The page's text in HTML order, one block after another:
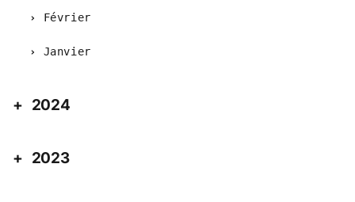
Février
Janvier
2024
2023